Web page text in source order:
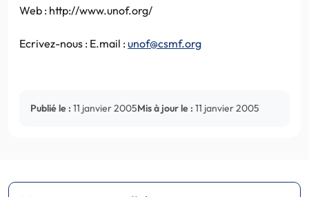
Web : http://www.unof.org/
Ecrivez-nous : E.mail :unof@csmf.org
Publié le : 11 janvier 2005Mis à jour le : 11 janvier 2005